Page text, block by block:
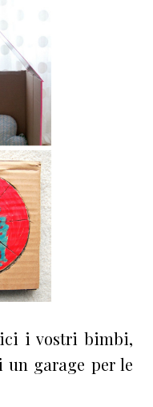
i vostri bimbi,
garage per le